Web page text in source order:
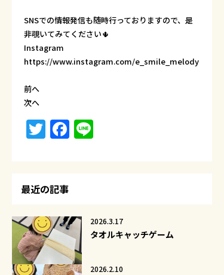
SNSでの情報発信も随時行っておりますので、是
非覗いてみてください🌵
Instagram
https://www.instagram.com/e_smile_melody
前へ
次へ
TwitterFacebook
最近の記事
2026.3.17
タオルキャッチゲーム
2026.2.10